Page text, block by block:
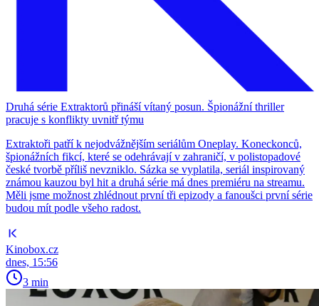
Druhá série Extraktorů přináší vítaný posun. Špionážní thriller
pracuje s konflikty uvnitř týmu
Extraktoři patří k nejodvážnějším seriálům Oneplay. Koneckonců,
špionážních fikcí, které se odehrávají v zahraničí, v polistopadové
české tvorbě příliš nevzniklo. Sázka se vyplatila, seriál inspirovaný
známou kauzou byl hit a druhá série má dnes premiéru na streamu.
Měli jsme možnost zhlédnout první tři epizody a fanoušci první série
budou mít podle všeho radost.
Kinobox.cz
dnes, 15:56
3 min